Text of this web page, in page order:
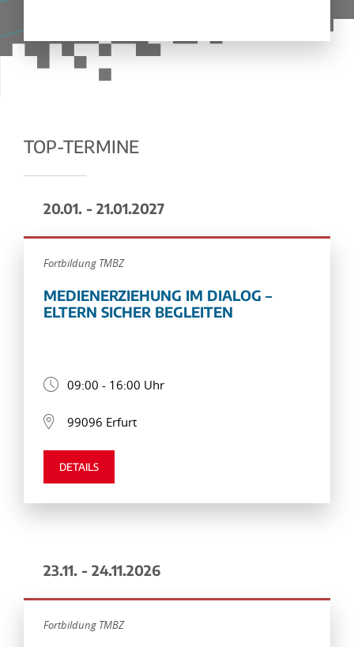
TOP-TERMINE
20.01. - 21.01.2027
Fortbildung TMBZ
MEDIENERZIEHUNG IM DIALOG –
ELTERN SICHER BEGLEITEN
09:00 - 16:00 Uhr
99096 Erfurt
DETAILS
23.11. - 24.11.2026
Fortbildung TMBZ